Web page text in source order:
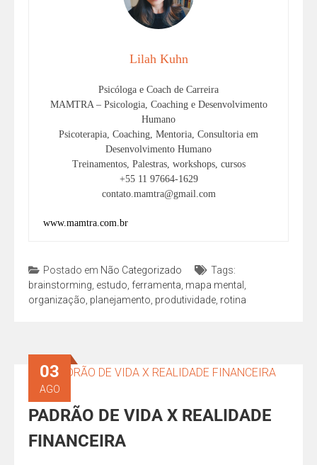
Lilah Kuhn
Psicóloga e Coach de Carreira
MAMTRA – Psicologia, Coaching e Desenvolvimento
Humano
Psicoterapia, Coaching, Mentoria, Consultoria em
Desenvolvimento Humano
Treinamentos, Palestras, workshops, cursos
+55 11 97664-1629
contato.mamtra@gmail.com
www.mamtra.com.br
Postado em Não Categorizado
Tags:
brainstorming estudo ferramenta mapa mental
organização planejamento produtividade rotina
PADRÃO DE VIDA X REALIDADE
FINANCEIRA
03
AGO